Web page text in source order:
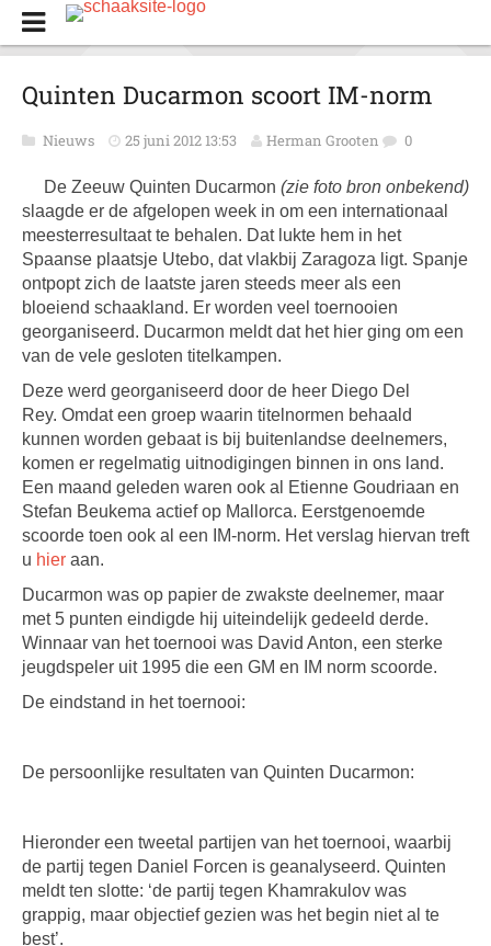
Quinten Ducarmon scoort IM-norm
Nieuws 25 juni 2012 13:53 Herman Grooten 0
De Zeeuw Quinten Ducarmon (zie foto bron onbekend)
slaagde er de afgelopen week in om een internationaal
meesterresultaat te behalen. Dat lukte hem in het
Spaanse plaatsje Utebo, dat vlakbij Zaragoza ligt. Spanje
ontpopt zich de laatste jaren steeds meer als een
bloeiend schaakland. Er worden veel toernooien
georganiseerd. Ducarmon meldt dat het hier ging om een
van de vele gesloten titelkampen.
Deze werd georganiseerd door de heer Diego Del
Rey. Omdat een groep waarin titelnormen behaald
kunnen worden gebaat is bij buitenlandse deelnemers,
komen er regelmatig uitnodigingen binnen in ons land.
Een maand geleden waren ook al Etienne Goudriaan en
Stefan Beukema actief op Mallorca. Eerstgenoemde
scoorde toen ook al een IM-norm. Het verslag hiervan treft
u hier aan.
Ducarmon was op papier de zwakste deelnemer, maar
met 5 punten eindigde hij uiteindelijk gedeeld derde.
Winnaar van het toernooi was David Anton, een sterke
jeugdspeler uit 1995 die een GM en IM norm scoorde.
De eindstand in het toernooi:
De persoonlijke resultaten van Quinten Ducarmon:
Hieronder een tweetal partijen van het toernooi, waarbij
de partij tegen Daniel Forcen is geanalyseerd. Quinten
meldt ten slotte: ‘de partij tegen Khamrakulov was
grappig, maar objectief gezien was het begin niet al te
best’.